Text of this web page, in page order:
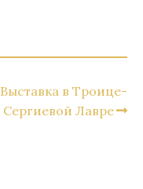
Выставка в Троице-
Сергиевой Лавре